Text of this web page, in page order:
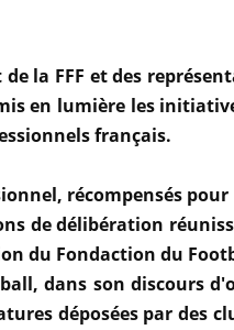
la FFF et des
en lumière les
français.
récompensés
de délibération
du Fondaction du
dans son discours
déposées par des